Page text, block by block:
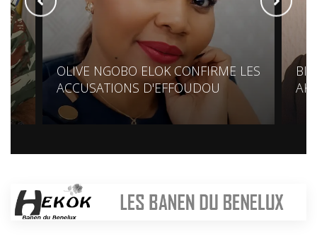
OLIVE NGOBO ELOK CONFIRME LES
ACCUSATIONS D'EFFOUDOU